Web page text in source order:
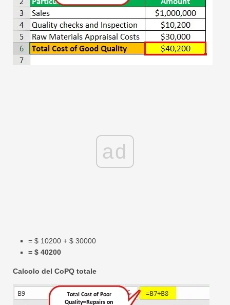
ad
= $ 10200 + $ 30000
= $ 40200
Calcolo del CoPQ totale